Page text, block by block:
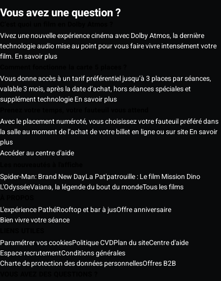
Vous avez une question ?
Vivez une nouvelle expérience cinéma avec Dolby Atmos, la dernière
technologie audio mise au point pour vous faire vivre intensément votre
film. En savoir plus
Vous donne accès à un tarif préférentiel jusqu’à 3 places par séances,
valable 3 mois, après la date d’achat, hors séances spéciales et
supplément technologieEn savoir plus
Avec le placement numéroté, vous choisissez votre fauteuil préféré dans
la salle au moment de l’achat de votre billet en ligne ou sur siteEn savoir
plus
Accéder au centre d'aide
Spider-Man: Brand New DayLa Pat'patrouille : Le film Mission Dino
L'OdysséeVaiana, la légende du bout du mondeTous les films
L'expérience PathéRooftop et bar à jusOffre anniversaire
Bien vivre votre séance
Paramétrer vos cookiesPolitique CVDPlan du siteCentre d'aide
Espace recrutementConditions générales
Charte de protection des données personnellesOffres B2B